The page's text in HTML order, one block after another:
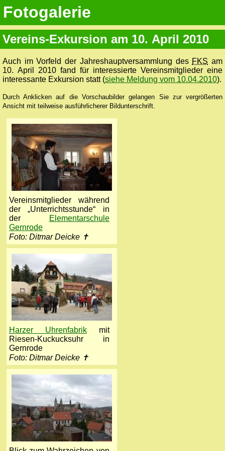
Fotogalerie
Vereins-Exkursion am 10. April 2010
Auch im Vorfeld der Jahreshauptversammlung des FKS am
10. April 2010 fand für interessierte Vereinsmitglieder eine
interessante Exkursion statt (siehe Meldung vom 10.04.2010).
Durch Anklicken auf die Vorschaubilder gelangen Sie zur vergrößerten
Ansicht mit teilweise ausführlicherer Bildunterschrift.
Vereinsmitglieder während
der „Unterrichtsstunde“ in
der
Elementarschule
Gernrode
Foto: Ditmar Deicke ✝
Harzer Uhrenfabrikmit
Riesen-Kuckucksuhr in
Gernrode
Foto: Ditmar Deicke ✝